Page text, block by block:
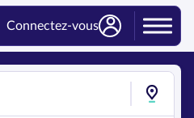
Connectez-vous